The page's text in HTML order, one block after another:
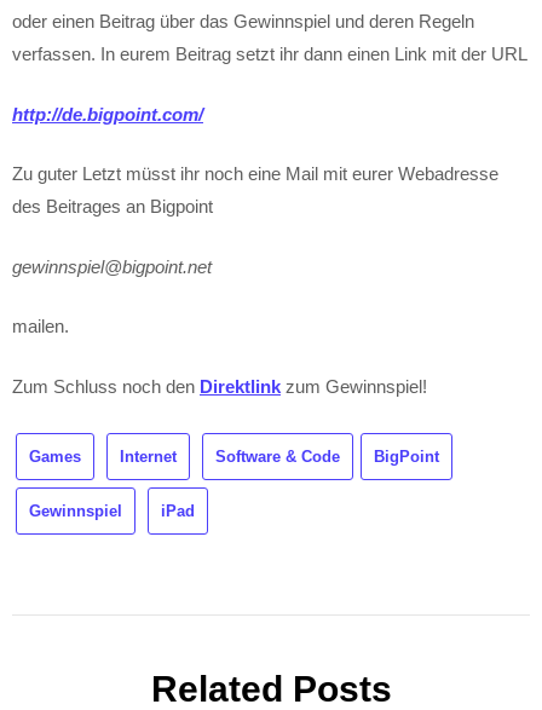
oder einen Beitrag über das Gewinnspiel und deren Regeln
verfassen. In eurem Beitrag setzt ihr dann einen Link mit der URL
http://de.bigpoint.com/
Zu guter Letzt müsst ihr noch eine Mail mit eurer Webadresse
des Beitrages an Bigpoint
gewinnspiel@bigpoint.net
mailen.
Zum Schluss noch den Direktlink zum Gewinnspiel!
Games Internet Software & Code BigPoint
Gewinnspiel iPad
Related Posts